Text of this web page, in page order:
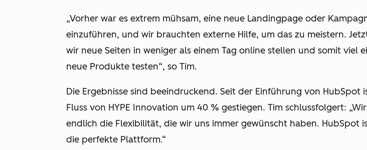
„Vorher war es extrem mühsam, eine neue Landingpage oder
einzuführen, und wir brauchten externe Hilfe, um das zu meistern.
wir neue Seiten in weniger als einem Tag online stellen und somit viel
neue Produkte testen“, so Tim.
Die Ergebnisse sind beeindruckend. Seit der Einführung von HubSpot
Fluss von HYPE Innovation um 40 % gestiegen. Tim schlussfolgert:
endlich die Flexibilität, die wir uns immer gewünscht haben. HubSpot
die perfekte Plattform.“